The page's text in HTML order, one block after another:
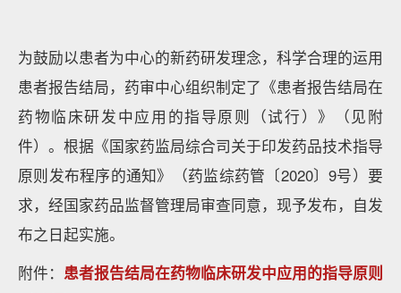
为鼓励以患者为中心的新药研发理念，科学合理的运用
患者报告结局，药审中心组织制定了《患者报告结局在
药物临床研发中应用的指导原则（试行）》（见附
件）。根据《国家药监局综合司关于印发药品技术指导
原则发布程序的通知》（药监综药管〔2020〕9号）要
求，经国家药品监督管理局审查同意，现予发布，自发
布之日起实施。
附件： 患者报告结局在药物临床研发中应用的指导原则